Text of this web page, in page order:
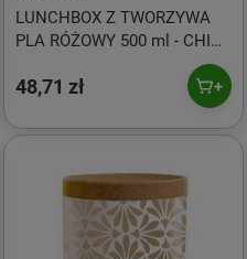
LUNCHBOX Z TWORZYWA
PLA RÓŻOWY 500 ml - CHIC-
48,71 zł